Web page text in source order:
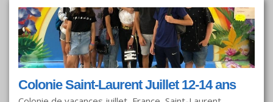
Colonie Saint-Laurent Juillet 12-14 ans